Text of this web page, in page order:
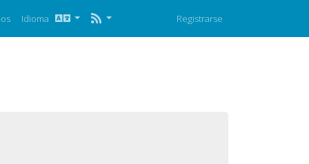
Idioma Registrarse